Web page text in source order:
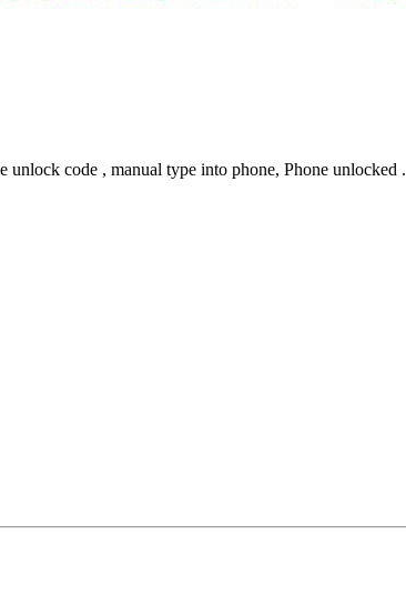
unlock code , manual type into phone, Phone unlocked .